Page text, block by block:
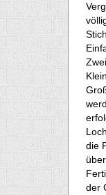
die
der